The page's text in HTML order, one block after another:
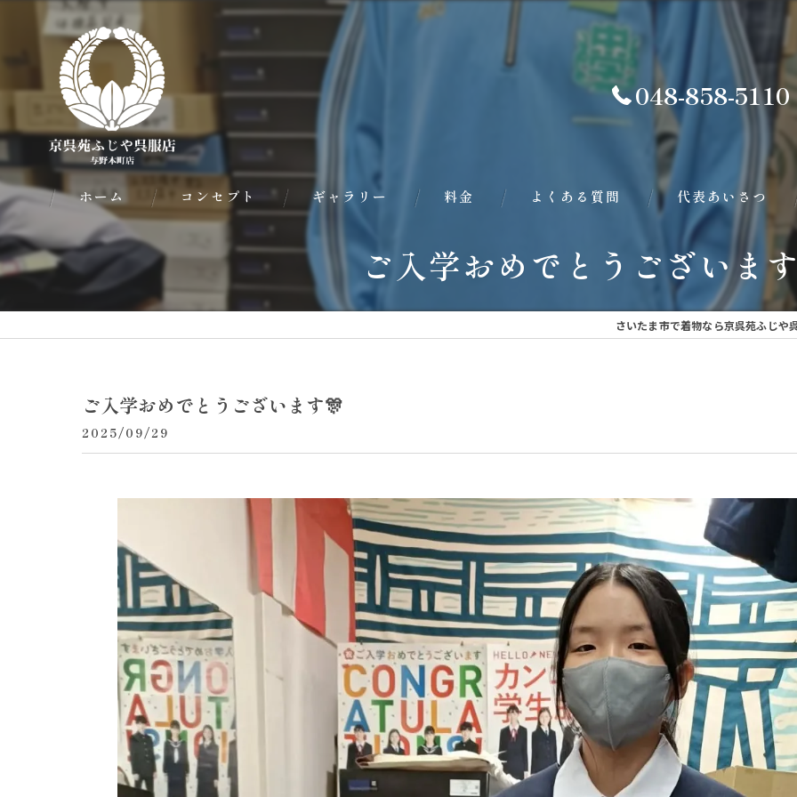
048-858-5110
ホーム コンセプト ギャラリー 料金 よくある質問 代表あいさつ
ご入学おめでとうございま
さいたま市で着物なら京呉苑ふじや
ご入学おめでとうございます🎊
2025/09/29